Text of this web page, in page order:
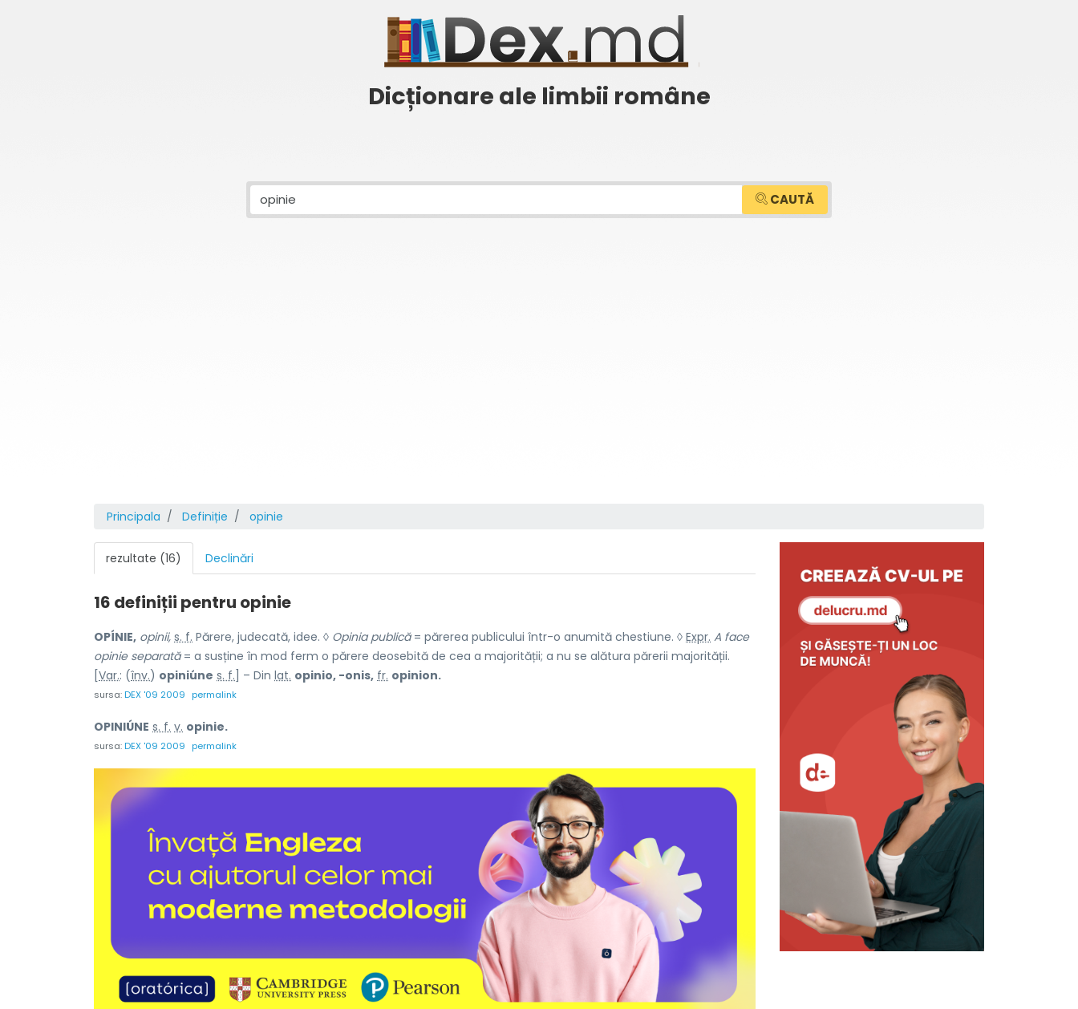
Dicționare ale limbii române
CAUTĂ
Principala Definiție opinie
rezultate (16) Declinări
16 definiții pentru opinie
OPÍNIE, opinii, s. f. Părere, judecată, idee. ◊ Opinia publică= părerea publicului într-o anumită chestiune. ◊ Expr. A face
opinie separată= a susține în mod ferm o părere deosebită de cea a majorității; a nu se alătura părerii majorității.
Var.: (înv.) opiniúne s. f. ] – Din lat. opinio, -onis, fr. opinion.
sursa:DEX '09 2009 permalink
OPINIÚNE s. f. v. opinie.
sursa:DEX '09 2009 permalink